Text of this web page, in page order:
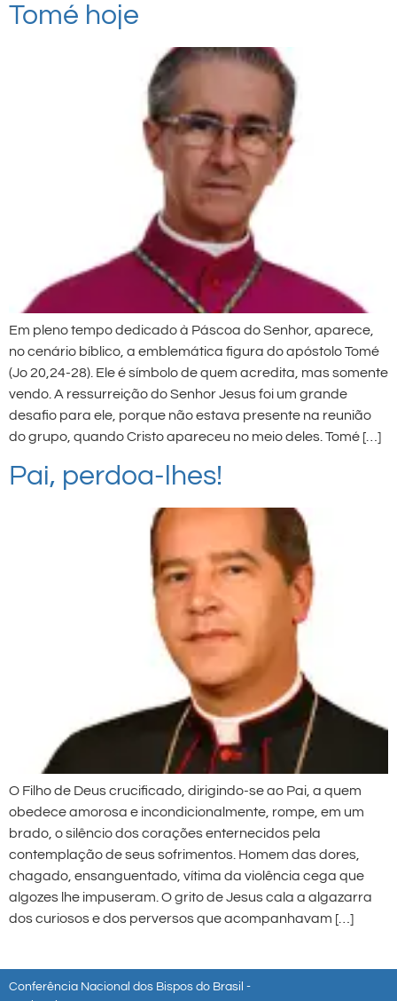
Tomé hoje
Em pleno tempo dedicado à Páscoa do Senhor, aparece,
no cenário bíblico, a emblemática figura do apóstolo Tomé
(Jo 20,24-28). Ele é símbolo de quem acredita, mas somente
vendo. A ressurreição do Senhor Jesus foi um grande
desafio para ele, porque não estava presente na reunião
do grupo, quando Cristo apareceu no meio deles. Tomé […]
Pai, perdoa-lhes!
O Filho de Deus crucificado, dirigindo-se ao Pai, a quem
obedece amorosa e incondicionalmente, rompe, em um
brado, o silêncio dos corações enternecidos pela
contemplação de seus sofrimentos. Homem das dores,
chagado, ensanguentado, vítima da violência cega que
algozes lhe impuseram. O grito de Jesus cala a algazarra
dos curiosos e dos perversos que acompanhavam […]
Conferência Nacional dos Bispos do Brasil -